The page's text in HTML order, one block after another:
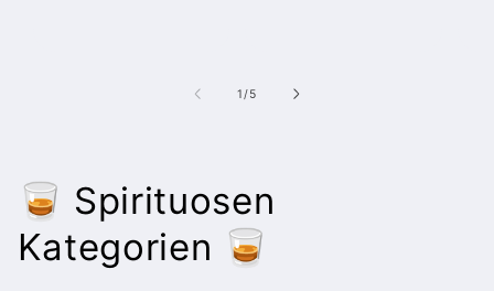
1 /von
5
🥃 Spirituosen
Kategorien 🥃